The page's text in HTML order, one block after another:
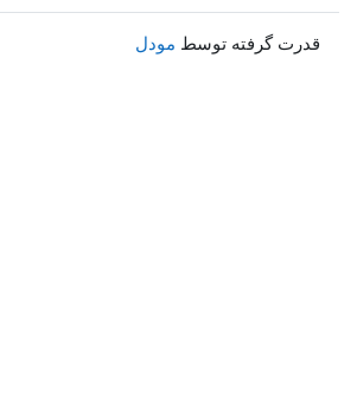
قدرت گرفته توسط مودل